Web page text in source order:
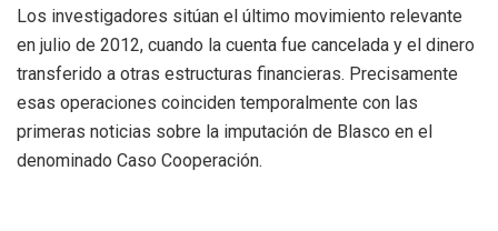
Los investigadores sitúan el último movimiento relevante
en julio de 2012, cuando la cuenta fue cancelada y el dinero
transferido a otras estructuras financieras. Precisamente
esas operaciones coinciden temporalmente con las
primeras noticias sobre la imputación de Blasco en el
denominado Caso Cooperación.